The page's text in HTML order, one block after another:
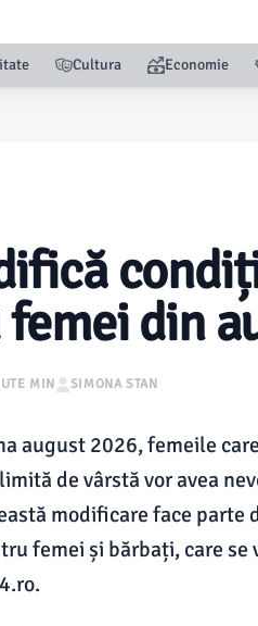
Cultura Economie
din
MIN SIMONA STAN
august 2026, femeile
de vârstă vor avea
modificare face
femei și bărbați, care